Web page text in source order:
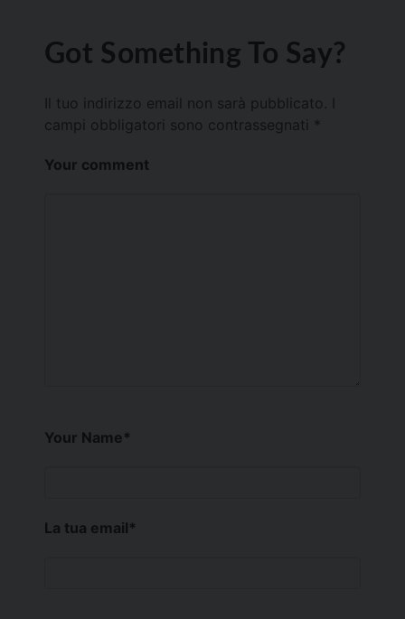
Got Something To Say?
Il tuo indirizzo email non sarà pubblicato.
campi obbligatori sono contrassegnati *
Your comment
Your Name*
La tua email*